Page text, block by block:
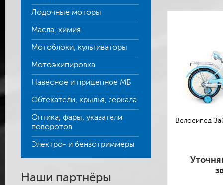
Лодочные моторы
Масла, химия
Мотоблоки, культиваторы
Мотоэкипировка
Навесное и прицепное МБ
Обтекатели, крылья, зеркала
Оптика, фары, указатели
поворотов
Электро- и бензотриммеры
Наши партнёры
Велосипед